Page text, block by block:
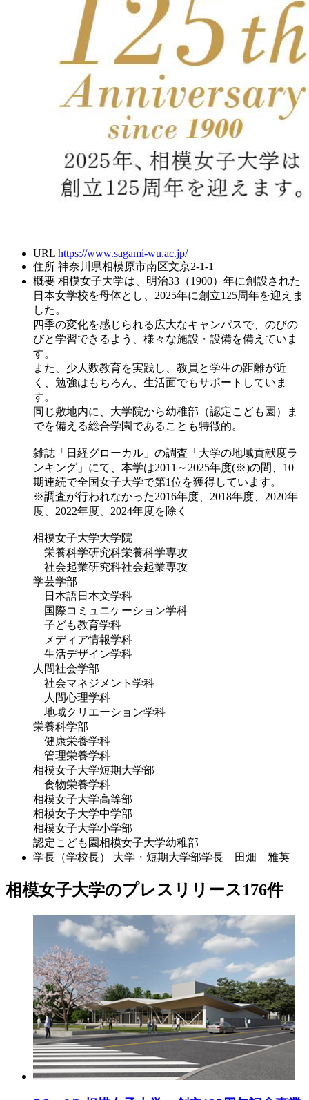
URL https://www.sagami-wu.ac.jp/
住所 神奈川県相模原市南区文京2-1-1
概要 相模女子大学は、明治33（1900）年に創設された
日本女学校を母体とし、2025年に創立125周年を迎えま
した。
四季の変化を感じられる広大なキャンパスで、のびの
びと学習できるよう、様々な施設・設備を備えていま
す。
また、少人数教育を実践し、教員と学生の距離が近
く、勉強はもちろん、生活面でもサポートしていま
す。
同じ敷地内に、大学院から幼稚部（認定こども園）ま
でを備える総合学園であることも特徴的。
雑誌「日経グローカル」の調査「大学の地域貢献度ラ
ンキング」にて、本学は2011～2025年度(※)の間、10
期連続で全国女子大学で第1位を獲得しています。
※調査が行われなかった2016年度、2018年度、2020年
度、2022年度、2024年度を除く
相模女子大学大学院
栄養科学研究科栄養科学専攻
社会起業研究科社会起業専攻
学芸学部
日本語日本文学科
国際コミュニケーション学科
子ども教育学科
メディア情報学科
生活デザイン学科
人間社会学部
社会マネジメント学科
人間心理学科
地域クリエーション学科
栄養科学部
健康栄養学科
管理栄養学科
相模女子大学短期大学部
食物栄養学科
相模女子大学高等部
相模女子大学中学部
相模女子大学小学部
認定こども園相模女子大学幼稚部
学長（学校長）
大学・短期大学部学長 田畑 雅英
相模女子大学のプレスリリース176件